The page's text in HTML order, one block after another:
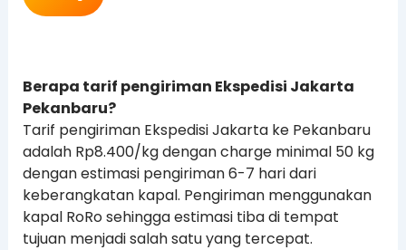
Berapa tarif pengiriman Ekspedisi Jakarta
Pekanbaru?
Tarif pengiriman Ekspedisi Jakarta ke Pekanbaru
adalah Rp8.400/kg dengan charge minimal 50 kg
dengan estimasi pengiriman 6-7 hari dari
keberangkatan kapal. Pengiriman menggunakan
kapal RoRo sehingga estimasi tiba di tempat
tujuan menjadi salah satu yang tercepat.